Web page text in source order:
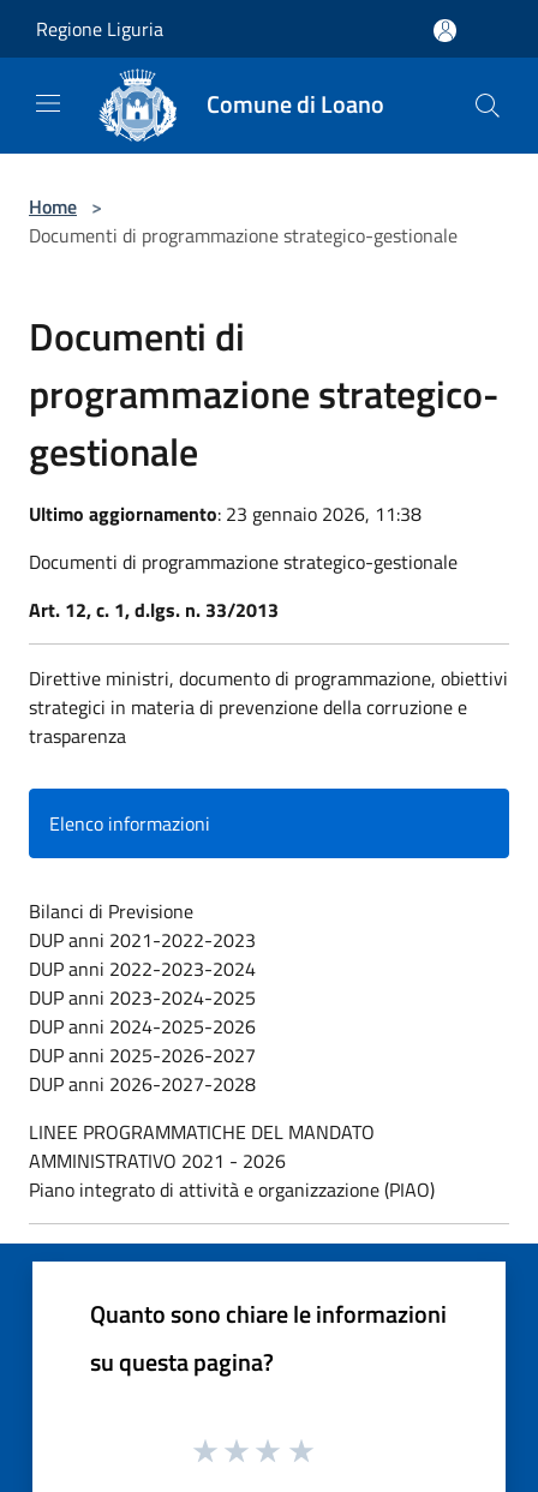
Regione Liguria
Comune di Loano
Home >
Documenti di programmazione strategico-gestionale
Documenti di
programmazione strategico-
gestionale
Ultimo aggiornamento: 23 gennaio 2026, 11:38
Documenti di programmazione strategico-gestionale
Art. 12, c. 1, d.lgs. n. 33/2013
Direttive ministri, documento di programmazione, obiettivi
strategici in materia di prevenzione della corruzione e
trasparenza
Elenco informazioni
Bilanci di Previsione
DUP anni 2021-2022-2023
DUP anni 2022-2023-2024
DUP anni 2023-2024-2025
DUP anni 2024-2025-2026
DUP anni 2025-2026-2027
DUP anni 2026-2027-2028
LINEE PROGRAMMATICHE DEL MANDATO
AMMINISTRATIVO 2021 - 2026
Piano integrato di attività e organizzazione (PIAO)
Quanto sono chiare le informazioni
su questa pagina?